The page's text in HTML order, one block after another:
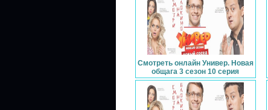
Смотреть онлайн Универ. Новая
общага 3 сезон 10 серия